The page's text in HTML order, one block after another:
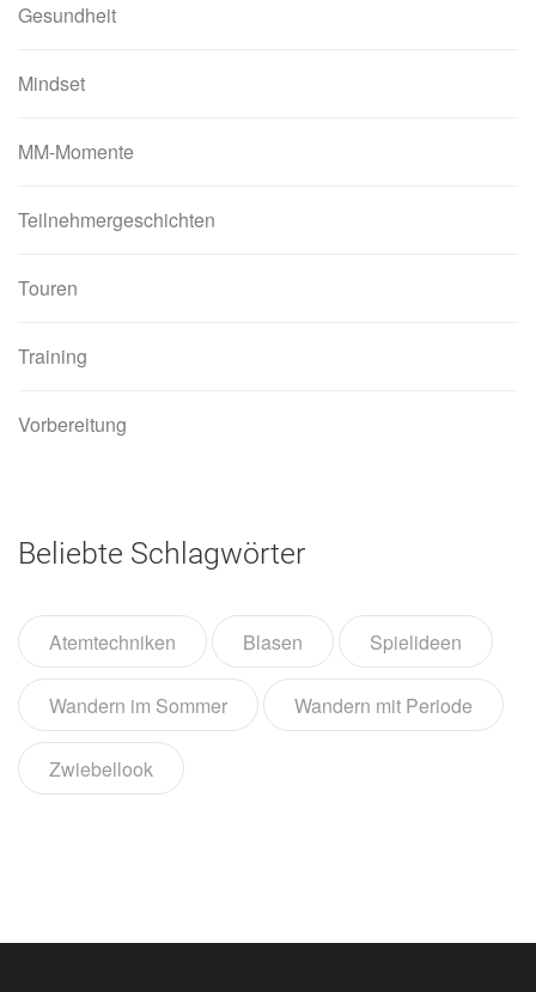
Gesundheit
Mindset
MM-Momente
Teilnehmergeschichten
Touren
Training
Vorbereitung
Beliebte Schlagwörter
Atemtechniken Blasen Spielideen
Wandern im Sommer Wandern mit Periode
Zwiebellook